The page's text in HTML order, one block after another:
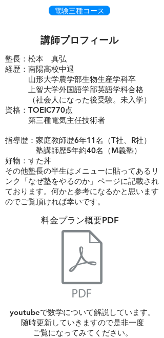
電験三種コース
講師プロフィール
塾長：松本 真弘
経歴：南陽高校中退
山形大学農学部生物生産学科卒
上智大学外国語学部英語学科合格
（社会人になった後受験。未入学）
資格：TOEIC770点
​ 第三種電気主任技術者
指導歴：家庭教師歴6年11名（T社、R社）
​ 塾講師歴5年約40名（M義塾）
​好物：すた丼
その他塾長の半生はメニューに貼ってあるリ
ンク「なぜ塾をやるのか」ページに記載され
ております。何かと参考になるかと思います
のでご覧頂ければ幸いです。
​料金プラン概要PDF
youtubeで数学について解説しています。
​随時更新していきますので是非一度
ご覧になってみてください。